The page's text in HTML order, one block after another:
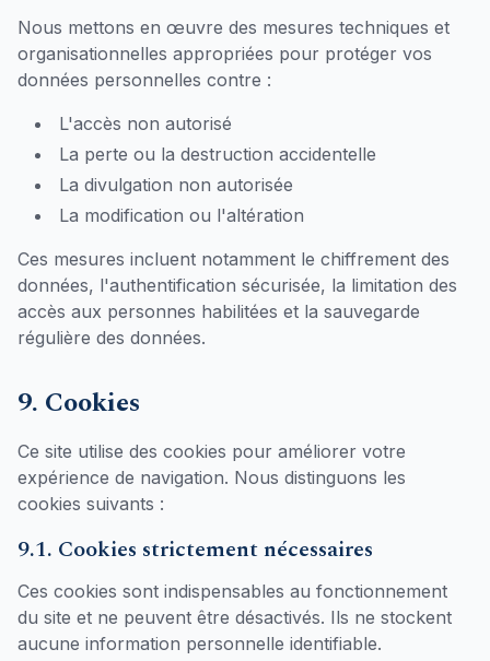
Nous mettons en œuvre des mesures techniques et
organisationnelles appropriées pour protéger vos
données personnelles contre :
L'accès non autorisé
La perte ou la destruction accidentelle
La divulgation non autorisée
La modification ou l'altération
Ces mesures incluent notamment le chiffrement des
données, l'authentification sécurisée, la limitation des
accès aux personnes habilitées et la sauvegarde
régulière des données.
9. Cookies
Ce site utilise des cookies pour améliorer votre
expérience de navigation. Nous distinguons les
cookies suivants :
9.1. Cookies strictement nécessaires
Ces cookies sont indispensables au fonctionnement
du site et ne peuvent être désactivés. Ils ne stockent
aucune information personnelle identifiable.